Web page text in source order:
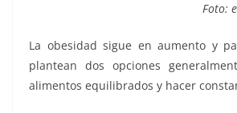
Foto:
La obesidad sigue en aumento y
plantean dos opciones
alimentos equilibrados y hacer